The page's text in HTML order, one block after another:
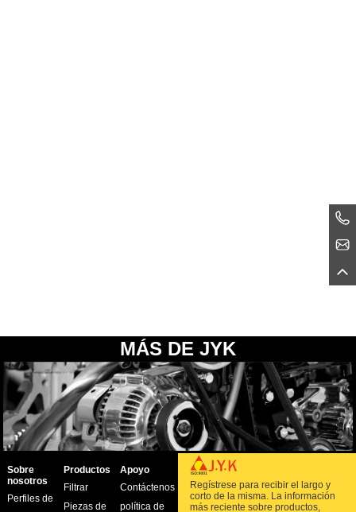
MÁS DE JYK
Sobre
nosotros
Perfiles de
Productos
Filtrar
Piezas de
Apoyo
Contáctenos
política de
Regístrese para recibir el largo y
corto de la misma. La información
más reciente sobre productos,